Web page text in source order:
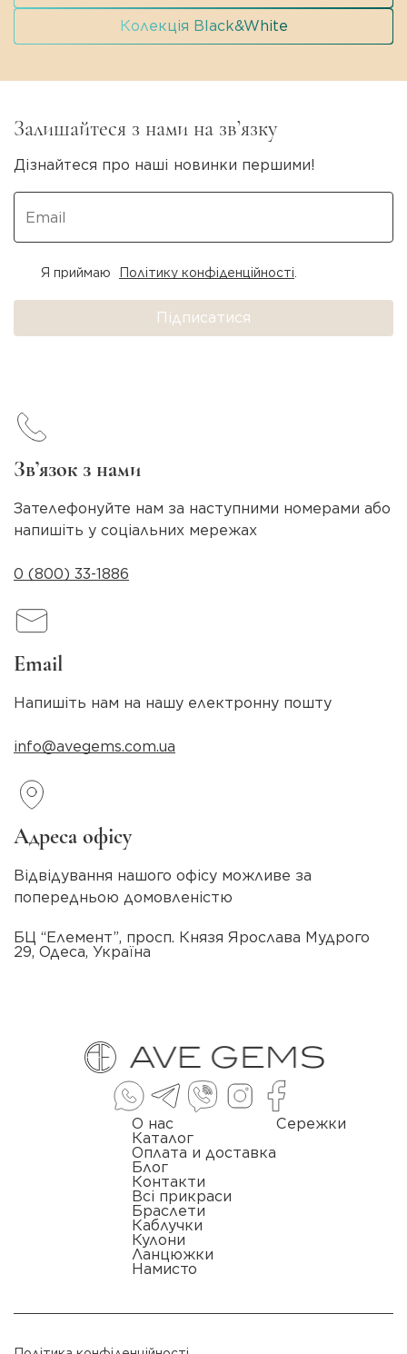
Колекція Black&White
Залишайтеся з нами на зв’язку
Дізнайтеся про наші новинки першими!
Підписатися
Я приймаю Політику конфіденційності.
Зв’язок з нами
Зателефонуйте нам за наступними номерами або
напишіть у соціальних мережах
0 (800) 33-1886
Email
Напишіть нам на нашу електронну пошту
info@avegems.com.ua
Адреса офісу
Відвідування нашого офісу можливе за
попередньою домовленістю
БЦ “Елемент”, просп. Князя Ярослава Мудрого
29, Одеса, Україна
О нас
Каталог
Оплата и доставка
Блог
Контакти
Всі прикраси
Браслети
Каблучки
Кулони
Ланцюжки
Намисто
Сережки